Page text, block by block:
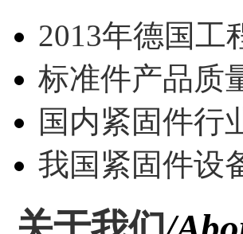
2013年德国工
标准件产品质
国内紧固件行
我国紧固件设